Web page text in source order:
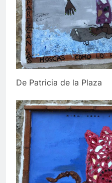
De Patricia de la Plaza